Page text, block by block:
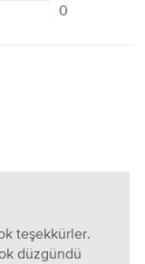
0
teşekkürler.
düzgündü